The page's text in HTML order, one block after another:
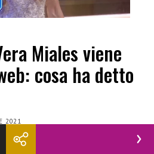
Miales viene
cosa ha detto
2021
VIP 6